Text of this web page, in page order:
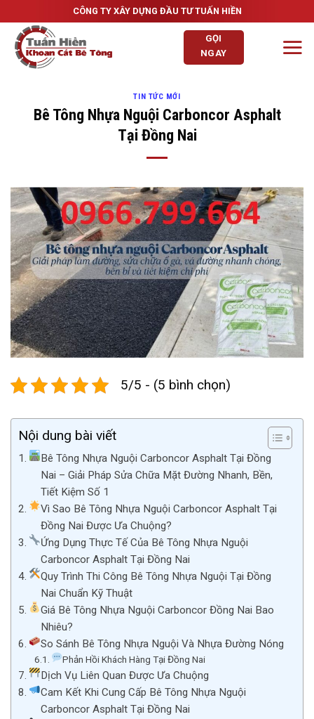
to
content
CÔNG TY XÂY DỰNG ĐẦU TƯ TUẤN HIỀN
GỌI
NGAY
TIN TỨC MỚI
Bê Tông Nhựa Nguội Carboncor Asphalt
Tại Đồng Nai
5/5 - (5 bình chọn)
Nội dung bài viết
Bê Tông Nhựa Nguội Carboncor Asphalt Tại Đồng
Nai – Giải Pháp Sửa Chữa Mặt Đường Nhanh, Bền,
Tiết Kiệm Số 1
Vì Sao Bê Tông Nhựa Nguội Carboncor Asphalt Tại
Đồng Nai Được Ưa Chuộng?
Ứng Dụng Thực Tế Của Bê Tông Nhựa Nguội
Carboncor Asphalt Tại Đồng Nai
Quy Trình Thi Công Bê Tông Nhựa Nguội Tại Đồng
Nai Chuẩn Kỹ Thuật
Giá Bê Tông Nhựa Nguội Carboncor Đồng Nai Bao
Nhiêu?
So Sánh Bê Tông Nhựa Nguội Và Nhựa Đường Nóng
Phản Hồi Khách Hàng Tại Đồng Nai
Dịch Vụ Liên Quan Được Ưa Chuộng
Cam Kết Khi Cung Cấp Bê Tông Nhựa Nguội
Carboncor Asphalt Tại Đồng Nai